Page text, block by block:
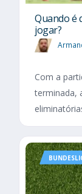
Quando é
jogar?
Com a
terminada,